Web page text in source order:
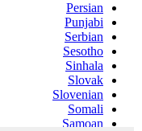
Persian
Punjabi
Serbian
Sesotho
Sinhala
Slovak
Slovenian
Somali
Samoan